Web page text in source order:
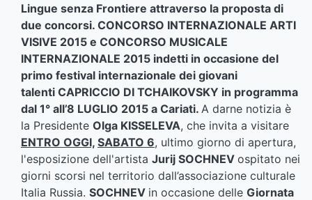
Lingue senza Frontiere attraverso la proposta di
due concorsi. CONCORSO INTERNAZIONALE ARTI
VISIVE 2015 e CONCORSO MUSICALE
INTERNAZIONALE 2015 indetti in occasione del
primo festival internazionale dei giovani
talenti CAPRICCIO DI TCHAIKOVSKY in programma
dal 1° all’8 LUGLIO 2015 a Cariati. A darne notizia è
la Presidente Olga KISSELEVA, che invita a visitare
ENTRO OGGI, SABATO 6, ultimo giorno di apertura,
l'esposizione dell'artista Jurij SOCHNEV ospitato nei
giorni scorsi nel territorio dall’associazione culturale
Italia Russia. SOCHNEV in occasione delle Giornata